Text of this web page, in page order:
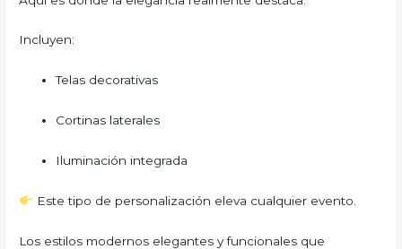
Incluyen:
Telas decorativas
Cortinas laterales
Iluminación integrada
Este tipo de personalización eleva cualquier evento.
Los estilos modernos elegantes y funcionales que